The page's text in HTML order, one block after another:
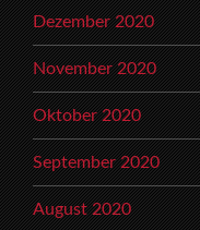
Dezember 2020
November 2020
Oktober 2020
September 2020
August 2020